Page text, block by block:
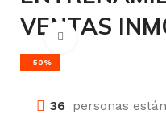
VENTAS
-50%
Click para
36 personas